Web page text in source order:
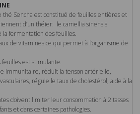
thé Sencha est constitué de feuilles entières et
d’un théier: le camellia sinensis.
la fermentation des feuilles.
de vitamines ce qui permet à l’organisme de
feuilles est stimulante.
immunitaire, réduit la tenson artérielle,
régule le taux de cholestérol, aide à la
doivent limiter leur consommation à 2 tasses
et dans certaines pathologies.